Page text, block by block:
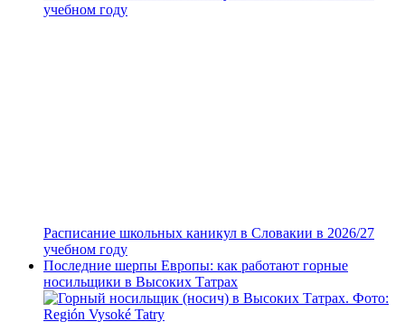
учебном году
Расписание школьных каникул в Словакии в 2026/27
учебном году
Последние шерпы Европы: как работают горные
носильщики в Высоких Татрах